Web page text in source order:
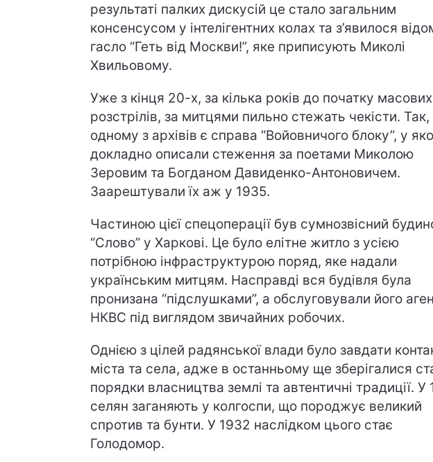
результаті палких дискусій це стало загальним
консенсусом у інтелігентних колах та з’явилося
гасло “Геть від Москви!”, яке приписують Миколі
Хвильовому.
Уже з кінця 20-х, за кілька років до початку масових
розстрілів, за митцями пильно стежать чекісти. Так,
одному з архівів є справа “Войовничого блоку”, у
докладно описали стеження за поетами Миколою
Зеровим та Богданом Давиденко-Антоновичем.
Заарештували їх аж у 1935.
Частиною цієї спецоперації був сумнозвісний
“Слово” у Харкові. Це було елітне житло з усією
потрібною інфраструктурою поряд, яке надали
українським митцям. Насправді вся будівля була
пронизана “підслушками”, а обслуговували його
НКВС під виглядом звичайних робочих.
Однією з цілей радянської влади було завдати
міста та села, адже в останньому ще зберігалися
порядки власництва землі та автентичні традиції. У
селян заганяють у колгоспи, що породжує великий
спротив та бунти. У 1932 наслідком цього стає
Голодомор.